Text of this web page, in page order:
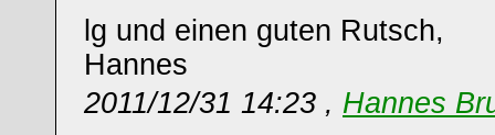
lg und einen guten Rutsch,
Hannes
2011/12/31 14:23 , Hannes